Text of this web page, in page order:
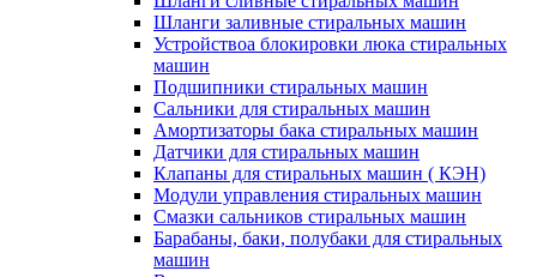
Шланги заливные стиральных машин
Устройствоа блокировки люка стиральных
машин
Подшипники стиральных машин
Сальники для стиральных машин
Амортизаторы бака стиральных машин
Датчики для стиральных машин
Клапаны для стиральных машин ( КЭН)
Модули управления стиральных машин
Смазки сальников стиральных машин
Барабаны, баки, полубаки для стиральных
машин